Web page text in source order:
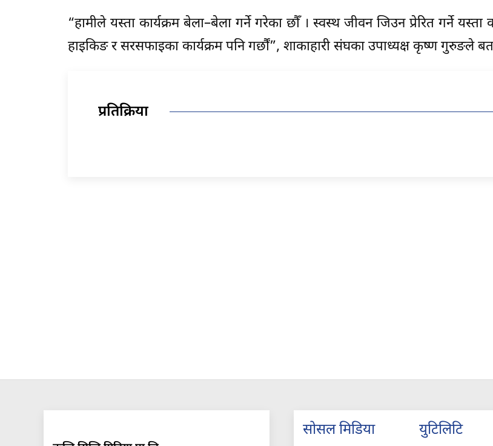
“हामीले यस्ता कार्यक्रम बेला–बेला गर्ने गरेका छौँ । स्वस्थ जीवन जिउन प्रेरित गर्ने यस्ता
हाइकिङ र सरसफाइका कार्यक्रम पनि गर्छौं”, शाकाहारी संघका उपाध्यक्ष कृष्ण गुरुङले
प्रतिक्रिया
सोसल मिडिया युटिलिटि